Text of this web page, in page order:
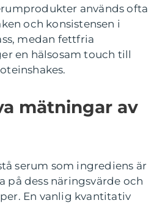
används ofta
och konsistensen i
medan fettfria
en hälsosam touch till
mätningar av
serum som ingrediens är
dess näringsvärde och
En vanlig kvantitativ